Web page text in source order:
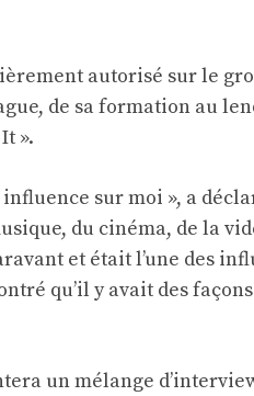
autorisé sur le
de sa formation au
».
sur moi », a
du cinéma, de la
et était l’une des
qu’il y avait des
un mélange